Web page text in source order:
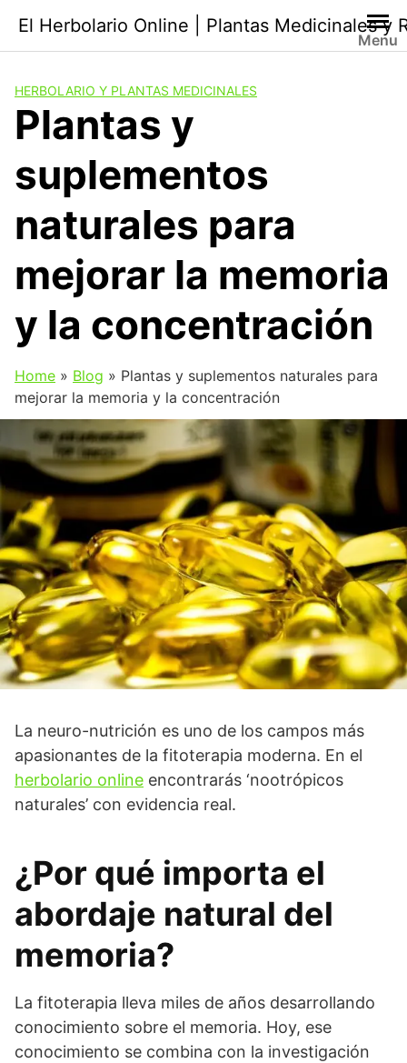
contenido
El Herbolario Online | Plantas Medicinales y
Menu
HERBOLARIO Y PLANTAS MEDICINALES
Plantas y
suplementos
naturales para
mejorar la memoria
y la concentración
Home » Blog » Plantas y suplementos naturales para
mejorar la memoria y la concentración
La neuro-nutrición es uno de los campos más
apasionantes de la fitoterapia moderna. En el
herbolario online encontrarás ‘nootrópicos
naturales’ con evidencia real.
¿Por qué importa el
abordaje natural del
memoria?
La fitoterapia lleva miles de años desarrollando
conocimiento sobre el memoria. Hoy, ese
conocimiento se combina con la investigación